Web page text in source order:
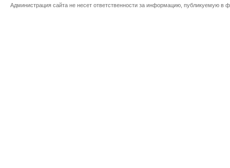
Администрация сайта не несет ответственности за информацию, публикуемую